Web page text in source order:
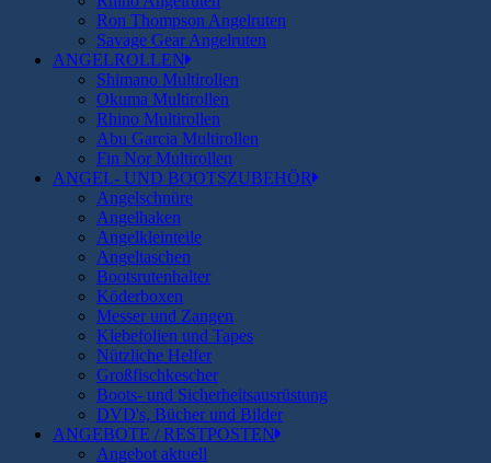
Ron Thompson Angelruten
Savage Gear Angelruten
ANGELROLLEN
Shimano Multirollen
Okuma Multirollen
Rhino Multirollen
Abu Garcia Multirollen
Fin Nor Multirollen
ANGEL- UND BOOTSZUBEHÖR
Angelschnüre
Angelhaken
Angelkleinteile
Angeltaschen
Bootsrutenhalter
Köderboxen
Messer und Zangen
Klebefolien und Tapes
Nützliche Helfer
Großfischkescher
Boots- und Sicherheitsausrüstung
DVD's, Bücher und Bilder
ANGEBOTE / RESTPOSTEN
Angebot aktuell